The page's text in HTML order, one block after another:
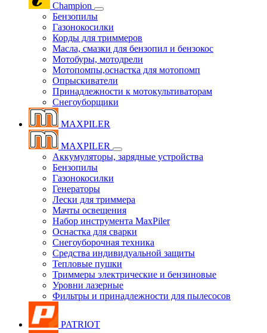
Champion
Бензопилы
Газонокосилки
Корды для триммеров
Масла, смазки для бензопил и бензокос
Мотобуры, мотодрели
Мотопомпы,оснастка для мотопомп
Опрыскиватели
Принадлежности к мотокультиваторам
Снегоуборщики
MAXPILER
MAXPILER
Аккумуляторы, зарядные устройства
Бензопилы
Газонокосилки
Генераторы
Лески для триммера
Мачты освещения
Набор инструмента MaxPiler
Оснастка для сварки
Снегоуборочная техника
Средства индивидуальной защиты
Тепловые пушки
Триммеры электрические и бензиновые
Уровни лазерные
Фильтры и принадлежности для пылесосов
PATRIOT